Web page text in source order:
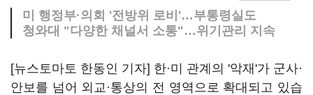
미 행정부·의회 '전방위 로비'…부통령실도
청와대 "다양한 채널서 소통"…위기관리 지속
[뉴스토마토 한동인 기자] 한·미 관계의 '악재'가 군사·
안보를 넘어 외교·통상의 전 영역으로 확대되고 있습